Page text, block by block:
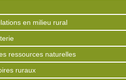
en milieu rural
ressources naturelles
ruraux